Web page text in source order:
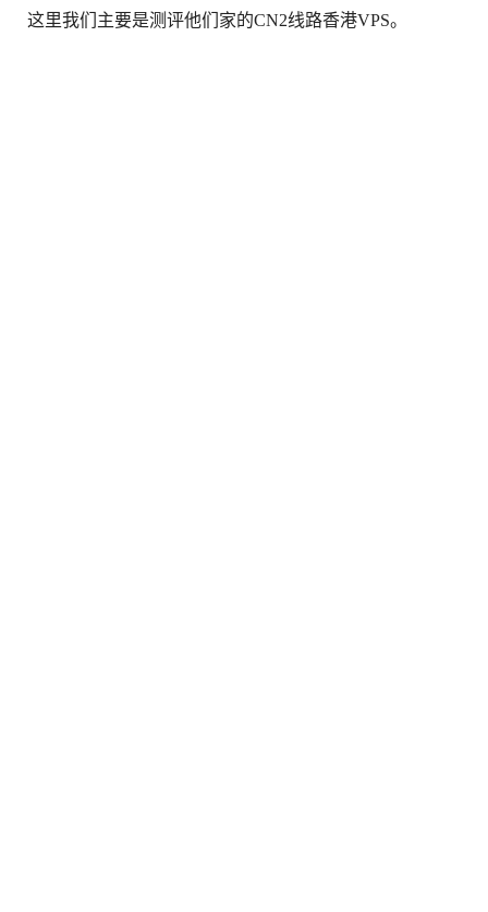
这里我们主要是测评他们家的CN2线路香港VPS。